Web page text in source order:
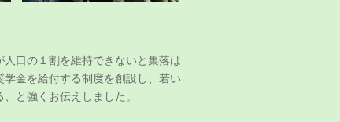
口の１割を維持できないと集落は
金を給付する制度を創設し、若い
と強くお伝えしました。